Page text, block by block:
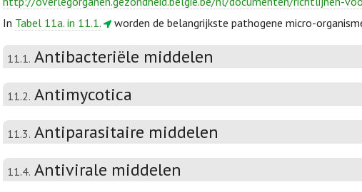
In Tabel 11a. in 11.1. worden de belangrijkste pathogene micro-
11.1. Antibacteriële middelen
11.2. Antimycotica
11.3. Antiparasitaire middelen
11.4. Antivirale middelen